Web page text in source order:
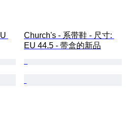
Church's - 系带鞋 - 尺寸:
EU 44.5 - 带盒的新品